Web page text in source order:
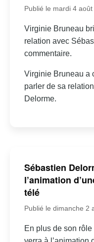
Publié le mardi 4
Virginie Bruneau
relation avec
commentaire.
Virginie Bruneau a
parler de sa
Delorme.
Sébastien
l’animation
télé
Publié le dimanche 2
En plus de son